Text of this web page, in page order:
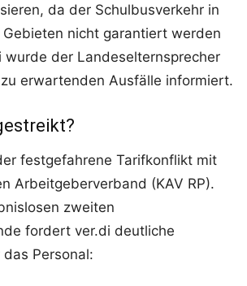
da der Schulbusverkehr in
nicht garantiert werden
wurde der Landeselternsprecher
erwartenden Ausfälle informiert.
festgefahrene Tarifkonflikt mit
Arbeitgeberverband (KAV RP).
zweiten
fordert ver.di deutliche
Personal: